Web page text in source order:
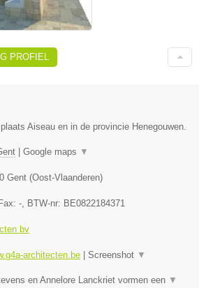
PROFIEL
Aiseau en in de provincie Henegouwen.
Google maps ▼
Gent (Oost-Vlaanderen)
-, BTW-nr: BE0822184371
bv
architecten.be Screenshot ▼
en Annelore Lanckriet vormen een ▼